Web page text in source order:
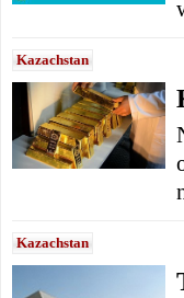
Kazachstan
Kazachstan